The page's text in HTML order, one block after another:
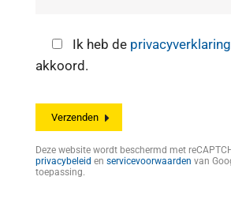
Ik heb de privacyverklaring
akkoord.
Deze website wordt beschermd met
privacybeleid en servicevoorwaarden van
toepassing.